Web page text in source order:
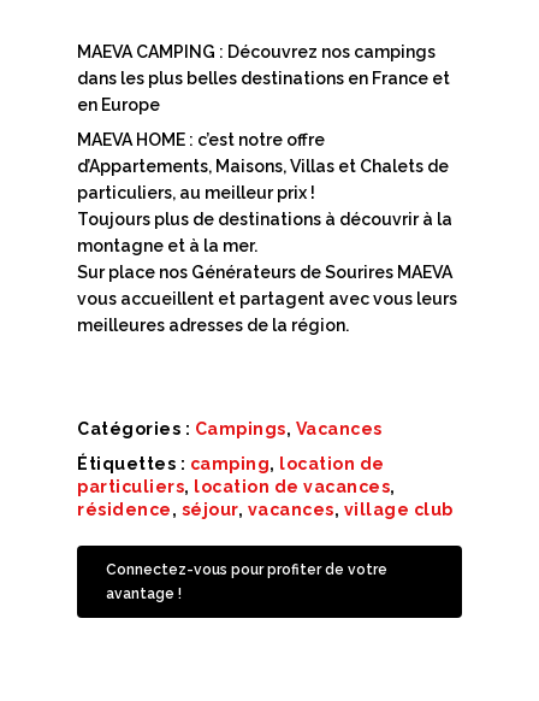
MAEVA CAMPING : Découvrez nos campings
dans les plus belles destinations en France et
en Europe
MAEVA HOME : c’est notre offre
d’Appartements, Maisons, Villas et Chalets de
particuliers, au meilleur prix !
Toujours plus de destinations à découvrir à la
montagne et à la mer.
Sur place nos Générateurs de Sourires MAEVA
vous accueillent et partagent avec vous leurs
meilleures adresses de la région.
Catégories : Campings, Vacances
Étiquettes : camping, location de
particuliers, location de vacances,
résidence, séjour, vacances, village club
Connectez-vous pour profiter de votre
avantage !